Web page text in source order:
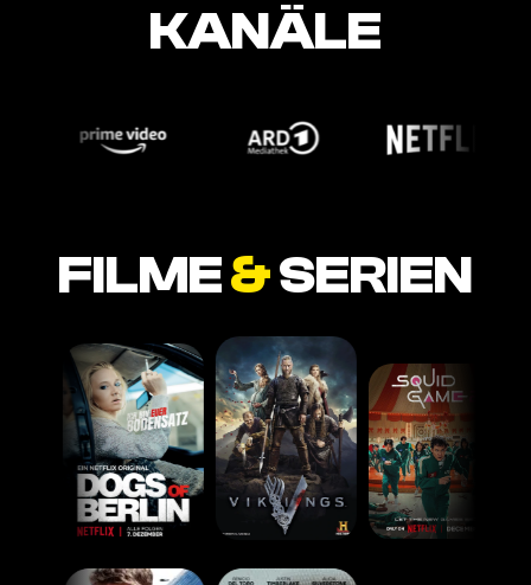
KANÄLE
FILME&SERIEN